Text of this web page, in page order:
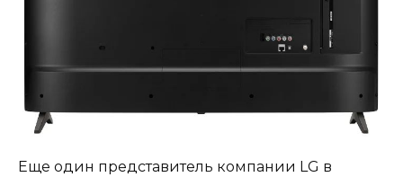
Еще один представитель компании LG в